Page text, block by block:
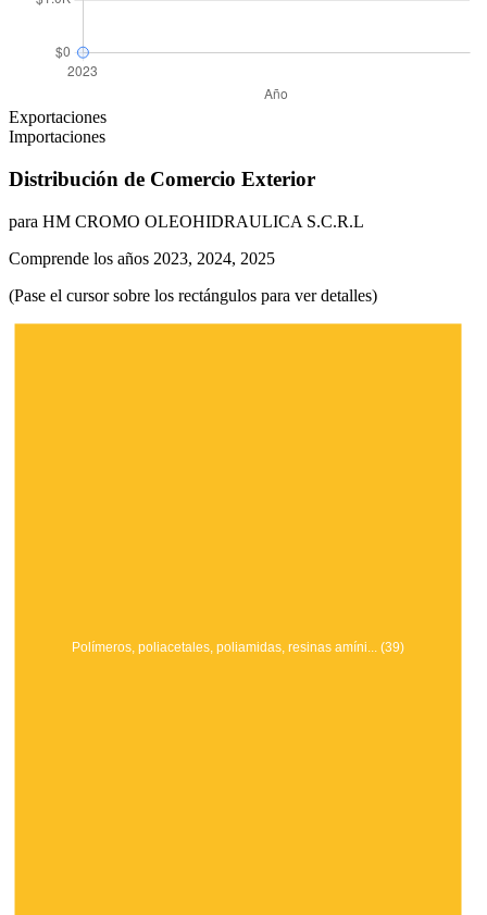
Exportaciones
Importaciones
Distribución de Comercio Exterior
para HM CROMO OLEOHIDRAULICA S.C.R.L
Comprende los años 2023, 2024, 2025
(Pase el cursor sobre los rectángulos para ver detalles)
Polímeros, poliacetales, poliamidas, resinas amíni... (39)